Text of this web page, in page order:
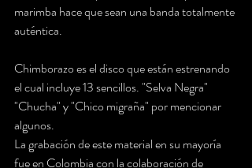
marimba hace que sean una banda totalmente
auténtica.
Chimborazo es el disco que están estrenando
el cual incluye 13 sencillos. "Selva Negra"
"Chucha" y "Chico migraña" por mencionar
algunos.
La grabación de este material en su mayoría
fue en Colombia con la colaboración de